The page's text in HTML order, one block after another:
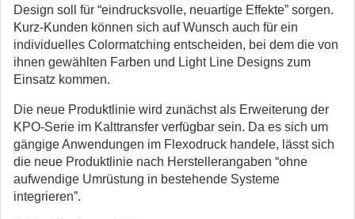
Design soll für “eindrucksvolle, neuartige Effekte” sorgen.
Kurz-Kunden können sich auf Wunsch auch für ein
individuelles Colormatching entscheiden, bei dem die von
ihnen gewählten Farben und Light Line Designs zum
Einsatz kommen.
Die neue Produktlinie wird zunächst als Erweiterung der
KPO-Serie im Kalttransfer verfügbar sein. Da es sich um
gängige Anwendungen im Flexodruck handele, lässt sich
die neue Produktlinie nach Herstellerangaben “ohne
aufwendige Umrüstung in bestehende Systeme
integrieren”.